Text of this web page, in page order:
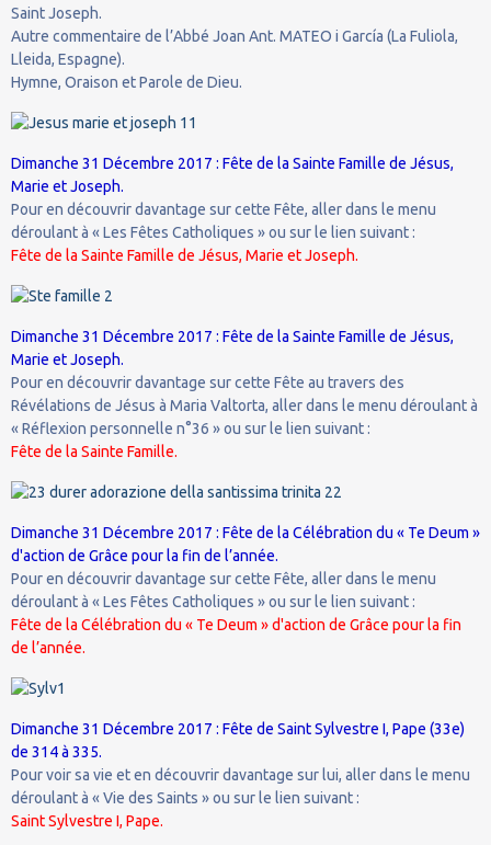
Saint Joseph.
Autre commentaire de l’Abbé Joan Ant. MATEO i García (La Fuliola,
Lleida, Espagne).
Hymne, Oraison et Parole de Dieu.
Dimanche 31 Décembre 2017 : Fête de la Sainte Famille de Jésus,
Marie et Joseph.
Pour en découvrir davantage sur cette Fête, aller dans le menu
déroulant à « Les Fêtes Catholiques » ou sur le lien suivant :
Fête de la Sainte Famille de Jésus, Marie et Joseph.
Dimanche 31 Décembre 2017 : Fête de la Sainte Famille de Jésus,
Marie et Joseph.
Pour en découvrir davantage sur cette Fête au travers des
Révélations de Jésus à Maria Valtorta, aller dans le menu déroulant à
« Réflexion personnelle n°36 » ou sur le lien suivant :
Fête de la Sainte Famille.
Dimanche 31 Décembre 2017 : Fête de la Célébration du « Te Deum »
d'action de Grâce pour la fin de l’année.
Pour en découvrir davantage sur cette Fête, aller dans le menu
déroulant à « Les Fêtes Catholiques » ou sur le lien suivant :
Fête de la Célébration du « Te Deum » d'action de Grâce pour la fin
de l’année.
Dimanche 31 Décembre 2017 : Fête de Saint Sylvestre I, Pape (33e)
de 314 à 335.
Pour voir sa vie et en découvrir davantage sur lui, aller dans le menu
déroulant à « Vie des Saints » ou sur le lien suivant :
Saint Sylvestre I, Pape.